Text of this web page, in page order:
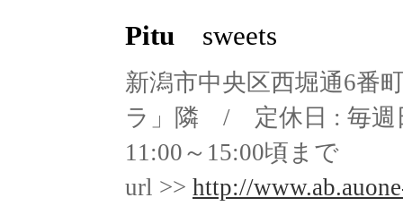
Pitu sweets
新潟市中央区西堀通6番
ラ」隣 / 定休日 : 毎
11:00～15:00頃まで
url >> http://